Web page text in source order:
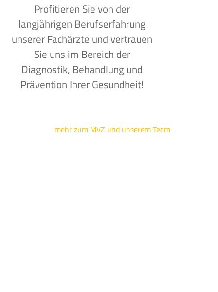
Profitieren Sie von der
langjährigen Berufserfahrung
unserer Fachärzte und vertrauen
Sie uns im Bereich der
Diagnostik, Behandlung und
Prävention Ihrer Gesundheit!
mehr zum MVZ und unserem Team